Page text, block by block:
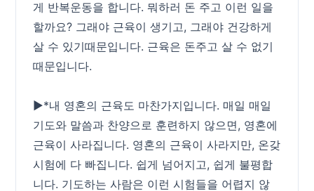
게 반복운동을 합니다. 뭐하러 돈 주고 이런 일을
할까요? 그래야 근육이 생기고, 그래야 건강하게
살 수 있기때문입니다. 근육은 돈주고 살 수 없기
때문입니다.
▶*내 영혼의 근육도 마찬가지입니다. 매일 매일
기도와 말씀과 찬양으로 훈련하지 않으면, 영혼에
근육이 사라집니다. 영혼의 근육이 사라지만, 온갖
시험에 다 빠집니다. 쉽게 넘어지고, 쉽게 불평합
니다. 기도하는 사람은 이런 시험들을 어렵지 않